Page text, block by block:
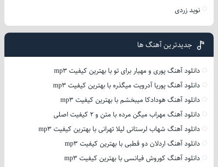
نوید زردی
جدیدترین آهنگ ها
دانلود آهنگ پوری و مهیار برای تو با بهترین کیفیت mp3
دانلود آهنگ پوریا آدرویت میگذره با بهترین کیفیت mp3
دانلود آهنگ هودادکا میبخشم با بهترین کیفیت mp3
دانلود آهنگ مهراب میگن مرده با متن و 2 کیفیت اصلی
دانلود آهنگ شهاب لرستانی لیلا تهرانی با بهترین کیفیت mp3
دانلود آهنگ اردلان دو قطبی با بهترین کیفیت mp3
دانلود آهنگ کوروش فیانسی با بهترین کیفیت mp3